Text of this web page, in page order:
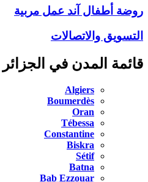
روضة أطفال آند عمل مربية
التسويق والاتصالات
قائمة المدن في الجزائر
Algiers
Boumerdès
Oran
Tébessa
Constantine
Biskra
Sétif
Batna
Bab Ezzouar